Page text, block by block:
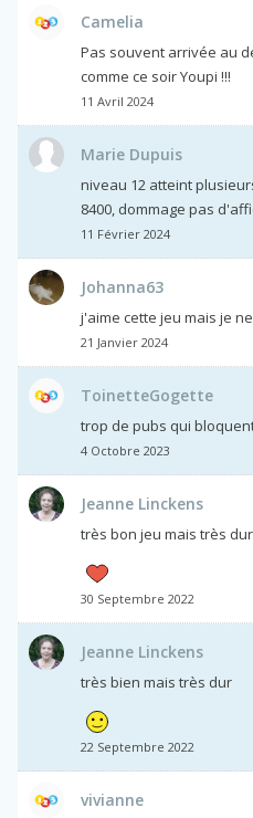
Camelia
Pas souvent arrivée au
comme ce soir Youpi !!!
11 Avril 2024
Marie Dupuis
niveau 12 atteint
8400, dommage pas
11 Février 2024
Johanna63
j'aime cette jeu mais je
21 Janvier 2024
ToinetteGogette
trop de pubs qui
4 Octobre 2023
Jeanne Linckens
très bon jeu mais très
30 Septembre 2022
Jeanne Linckens
très bien mais très dur
22 Septembre 2022
vivianne